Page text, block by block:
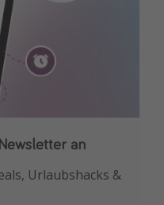
an
Urlaubshacks &
als